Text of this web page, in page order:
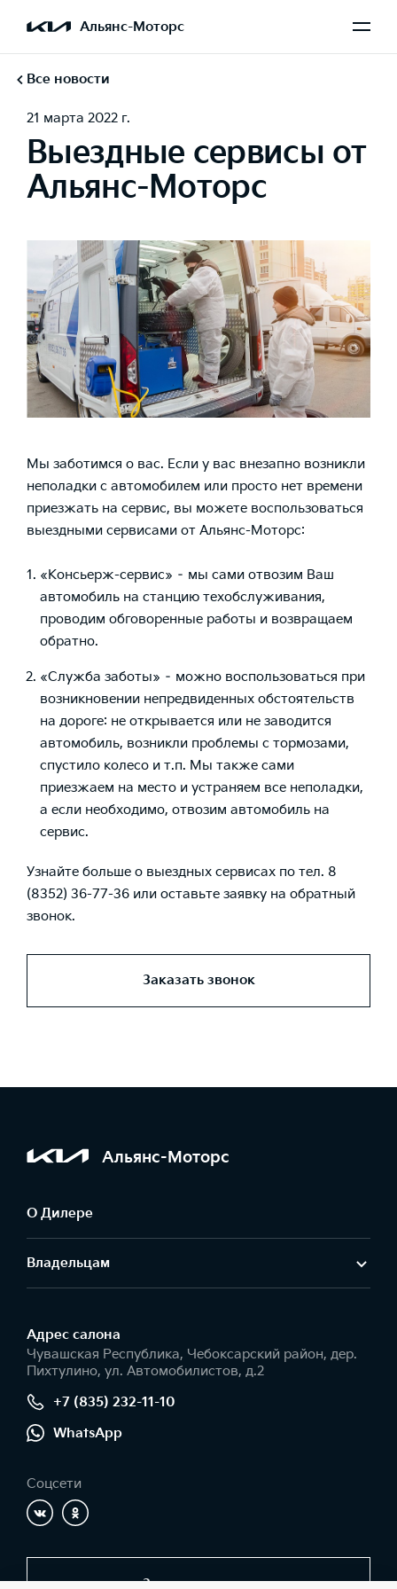
Альянс-Моторс
Все новости
21 марта 2022 г.
Выездные сервисы от
Альянс-Моторс
Мы заботимся о вас. Если у вас внезапно возникли
неполадки с автомобилем или просто нет времени
приезжать на сервис, вы можете воспользоваться
выездными сервисами от Альянс-Моторс:
«Консьерж-сервис» – мы сами отвозим Ваш
автомобиль на станцию техобслуживания,
проводим обговоренные работы и возвращаем
обратно.
«Служба заботы» – можно воспользоваться при
возникновении непредвиденных обстоятельств
на дороге: не открывается или не заводится
автомобиль, возникли проблемы с тормозами,
спустило колесо и т.п. Мы также сами
приезжаем на место и устраняем все неполадки,
а если необходимо, отвозим автомобиль на
сервис.
Узнайте больше о выездных сервисах по тел. 8
(8352) 36-77-36 или оставьте заявку на обратный
звонок.
Заказать звонок
Альянс-Моторс
О Дилере
Владельцам
Адрес салонa
Чувашская Республика, Чебоксарский район, дер.
Пихтулино, ул. Автомобилистов, д.2
+7 (835) 232-11-10
WhatsApp
Соцсети
Заказать звонок